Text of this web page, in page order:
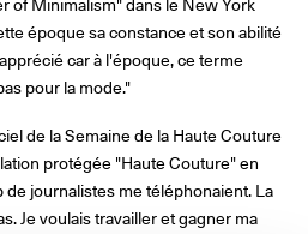
of Minimalism" dans le New York
époque sa constance et son abilité
car à l'époque, ce terme
pour la mode."
de la Semaine de la Haute Couture
protégée "Haute Couture" en
journalistes me téléphonaient. La
Je voulais travailler et gagner ma